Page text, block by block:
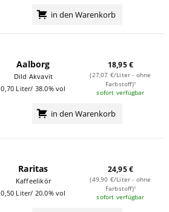
in den Warenkorb
Aalborg
Dild Akvavit
0,70 Liter/ 38.0% vol
18,95 €
(27,07 €/Liter - ohne
Farbstoff)¹
sofort verfügbar
in den Warenkorb
Raritas
Kaffeelikör
0,50 Liter/ 20.0% vol
24,95 €
(49,90 €/Liter - ohne
Farbstoff)¹
sofort verfügbar